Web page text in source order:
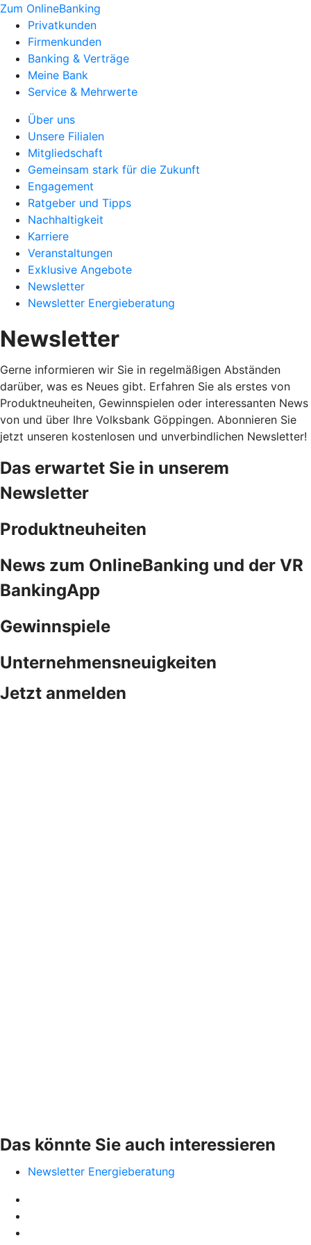
Zum OnlineBanking
Privatkunden
Firmenkunden
Banking & Verträge
Meine Bank
Service & Mehrwerte
Über uns
Unsere Filialen
Mitgliedschaft
Gemeinsam stark für die Zukunft
Engagement
Ratgeber und Tipps
Nachhaltigkeit
Karriere
Veranstaltungen
Exklusive Angebote
Newsletter
Newsletter Energieberatung
Newsletter
Gerne informieren wir Sie in regelmäßigen Abständen
darüber, was es Neues gibt. Erfahren Sie als erstes von
Produktneuheiten, Gewinnspielen oder interessanten News
von und über Ihre Volksbank Göppingen. Abonnieren Sie
jetzt unseren kostenlosen und unverbindlichen Newsletter!
Das erwartet Sie in unserem
Newsletter
Produktneuheiten
News zum OnlineBanking und der VR
BankingApp
Gewinnspiele
Unternehmensneuigkeiten
Jetzt anmelden
Das könnte Sie auch interessieren
Newsletter Energieberatung